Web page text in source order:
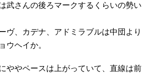
武さんの後ろマークするくらいの勢い
ヴ、カデナ、アドミラブルは中団より
ウヘイか。
ややペースは上がっていて、直線は前